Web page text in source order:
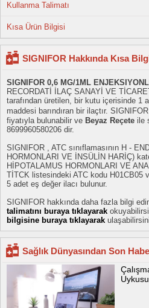
Kullanma Talimatı
Kısa Ürün Bilgisi
SIGNIFOR Hakkında Kısa
SIGNIFOR 0,6 MG/1ML
RECORDATİ İLAÇ SANAYİ VE
tarafından üretilen, bir kutu içerisinde 1
maddesi barındıran bir ilaçtır.
fiyatıyla bulunabilir ve Beyaz Reçete ile
8699960580206 dir.
SIGNIFOR , ATC sınıflamasının H -
HORMONLARI VE İNSÜLİN HARİÇ)
HİPOTALAMUS HORMONLARI VE
TİTCK listesindeki ATC kodu H01CB05
5 adet eş değer ilacı bulunur.
SIGNIFOR hakkında daha fazla bilgi
talimatını buraya tıklayarak
bilgisine buraya tıklayarak
Sağlık Dünyasından Son